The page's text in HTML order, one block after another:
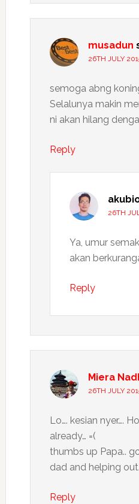
musadun
26TH JULY
semoga abng
Selalunya makin
ni akan hilang
Reply
26TH
Ya, umur
akan
Reply
Miera
26TH JULY
Lo…. kesian nyer….
already… =(
thumbs up Papa..
dad and helping
Reply